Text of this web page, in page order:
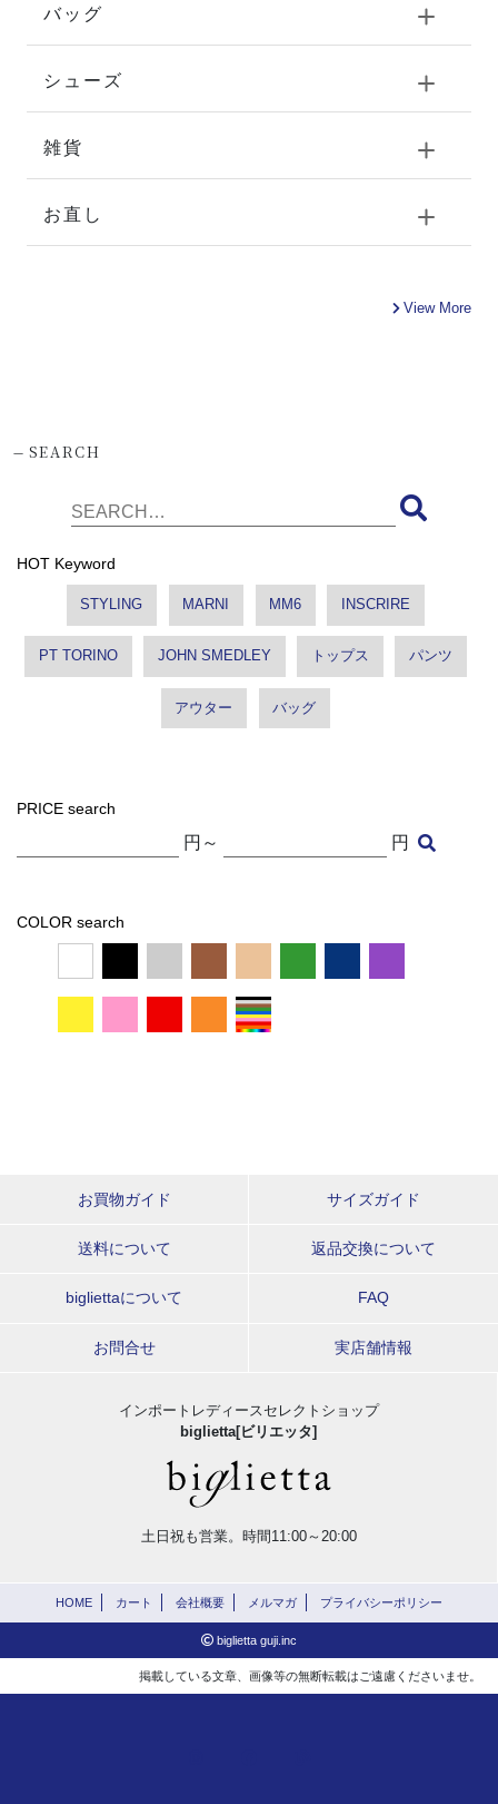
バッグ
シューズ
雑貨
お直し
View More
-SEARCH
HOT Keyword
STYLING MARNI MM6 INSCRIRE
PT TORINO JOHN SMEDLEY トップス パンツ
アウター バッグ
PRICE search
円～ 円
COLOR search
お買物ガイド サイズガイド
送料について 返品交換について
bigliettaについて FAQ
お問合せ 実店舗情報
インポートレディースセレクトショップ
biglietta[ビリエッタ]
土日祝も営業。時間11:00～20:00
HOME カート 会社概要 メルマガ プライバシーポリシー
biglietta guji.inc
掲載している文章、画像等の無断転載はご遠慮くださいませ。